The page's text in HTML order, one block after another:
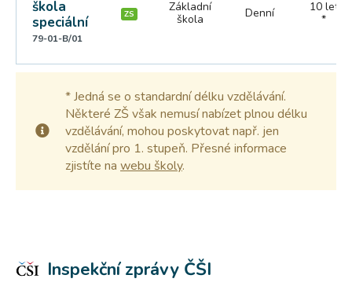
škola
speciální
79-01-B/01
ZS
Základní
škola
Denní
10 let
*
* Jedná se o standardní délku vzdělávání.
Některé ZŠ však nemusí nabízet plnou délku
vzdělávání, mohou poskytovat např. jen
vzdělání pro 1. stupeň. Přesné informace
zjistíte na webu školy.
Inspekční zprávy ČŠI